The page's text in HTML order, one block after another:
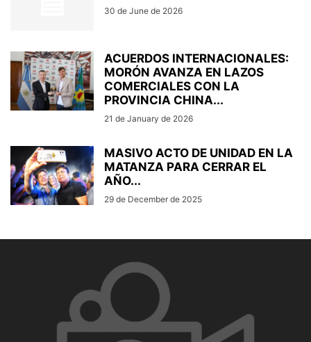
30 de June de 2026
ACUERDOS INTERNACIONALES:
MORÓN AVANZA EN LAZOS
COMERCIALES CON LA
PROVINCIA CHINA...
21 de January de 2026
MASIVO ACTO DE UNIDAD EN LA
MATANZA PARA CERRAR EL
AÑO...
29 de December de 2025